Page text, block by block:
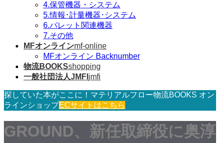
4.保管機器・システム
5.情報･計量機器･システム
6.パレット関連機器
7.その他
MFオンラインmf-online
MFオンライン Backnumber
物流BOOKSshopping
一般社団法人JMFI jmfi
探していた本がここに！マテリアルフロー物流BOOKS オン
ラインショップECサイトはこちら
GROUND、新任取締役に奥淳